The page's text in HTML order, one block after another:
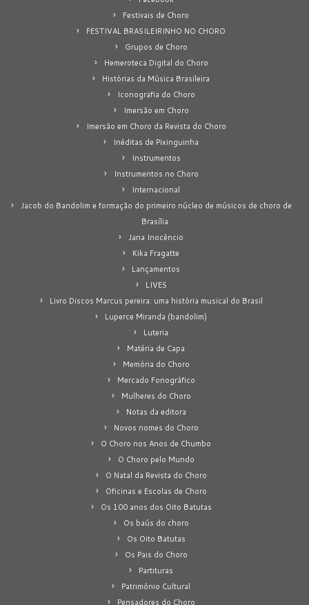
Festivais de Choro
FESTIVAL BRASILEIRINHO NO CHORO
Grupos de Choro
Hemeroteca Digital do Choro
Histórias da Música Brasileira
Iconografia do Choro
Imersão em Choro
Imersão em Choro da Revista do Choro
Inéditas de Pixinguinha
Instrumentos
Instrumentos no Choro
Internacional
Jacob do Bandolim e formação do primeiro núcleo de músicos de choro de
Brasília
Jana Inocêncio
Kika Fragatte
Lançamentos
LIVES
Livro Discos Marcus pereira: uma história musical do Brasil
Luperce Miranda (bandolim)
Luteria
Matéria de Capa
Memória do Choro
Mercado Fonográfico
Mulheres do Choro
Notas da editora
Novos nomes do Choro
O Choro nos Anos de Chumbo
O Choro pelo Mundo
O Natal da Revista do Choro
Oficinas e Escolas de Choro
Os 100 anos dos Oito Batutas
Os baús do choro
Os Oito Batutas
Os Pais do Choro
Partituras
Patrimônio Cultural
Pensadores do Choro